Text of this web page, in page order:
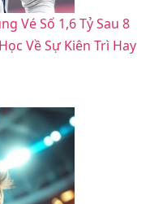
Vé Số 1,6 Tỷ Sau 8
Về Sự Kiên Trì Hay